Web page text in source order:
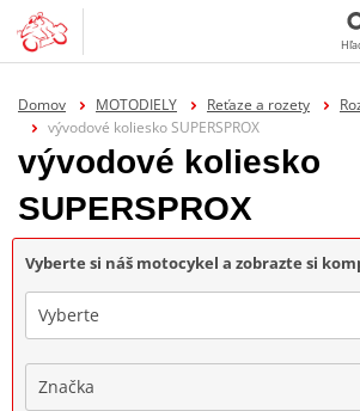
Domov MOTODIELY Reťaze a rozety
vývodové koliesko SUPERSPROX
vývodové koliesko
SUPERSPROX
Vyberte si náš motocykel a zobrazte si
Vyberte
Značka